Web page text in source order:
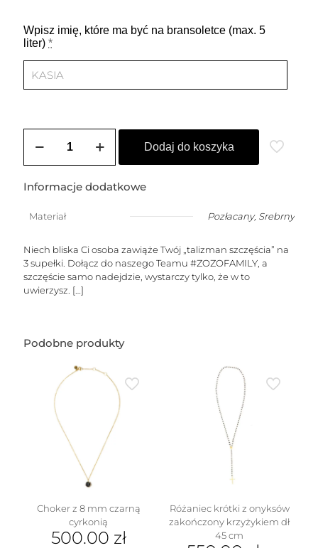
Wpisz imię, które ma być na bransoletce (max. 5
liter) *
Bransoletka
damska
dowolnym
imieniem
5
liter
Dodaj do koszyka
Informacje dodatkowe
Materiał Pozłacany, Srebrny
Niech bliska Ci osoba zawiąże Twój „talizman szczęścia” na
3 supełki. Dołącz do naszego Teamu #ZOZOFAMILY, a
szczęście samo nadejdzie, wystarczy tylko, że w to
uwierzysz. […]
Podobne produkty
Choker z 8 mm czarną
cyrkonią
500.00 zł
Różaniec krótki z onyksów
zakończony krzyżykiem dł
45 cm